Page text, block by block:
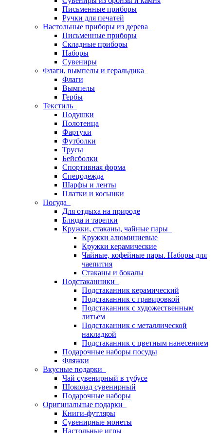
Письменные приборы
Ручки для печатей
Настольные приборы из дерева
Письменные приборы
Складные приборы
Наборы
Сувениры
Флаги, вымпелы и геральдика
Флаги
Вымпелы
Гербы
Текстиль
Подушки
Полотенца
Фартуки
Футболки
Трусы
Бейсболки
Спортивная форма
Спецодежда
Шарфы и ленты
Платки и косынки
Посуда
Для отдыха на природе
Блюда и тарелки
Кружки, стаканы, чайные пары
Кружки алюминиевые
Кружки керамические
Чайные, кофейные пары. Наборы для
чаепития
Стаканы и бокалы
Подстаканники
Подстаканник керамический
Подстаканник c гравировкой
Подстаканник с художественным
литьем
Подстаканник с металлической
накладкой
Подстаканник с цветным нанесением
Подарочные наборы посуды
Фляжки
Вкусные подарки
Чай сувенирный в тубусе
Шоколад сувенирный
Подарочные наборы
Оригинальные подарки
Книги-футляры
Сувенирные монеты
Настольные игры